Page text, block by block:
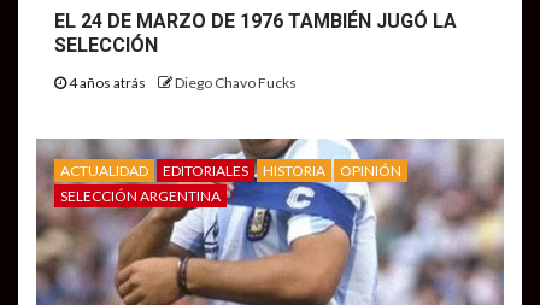
EL 24 DE MARZO DE 1976 TAMBIÉN JUGÓ LA
SELECCIÓN
4 años atrás Diego Chavo Fucks
ACTUALIDAD EDITORIALES HISTORIA
OPINIÓN
SELECCIÓN ARGENTINA